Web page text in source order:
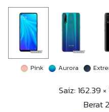
Pink Aurora
Saiz: 162.39
Berat